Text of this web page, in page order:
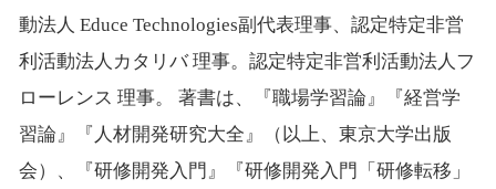
動法人 Educe Technologies副代表理事、認定特定非営
利活動法人カタリバ 理事。認定特定非営利活動法人フ
ローレンス 理事。 著書は、『職場学習論』『経営学
習論』『人材開発研究大全』（以上、東京大学出版
会）、『研修開発入門』『研修開発入門「研修転移」